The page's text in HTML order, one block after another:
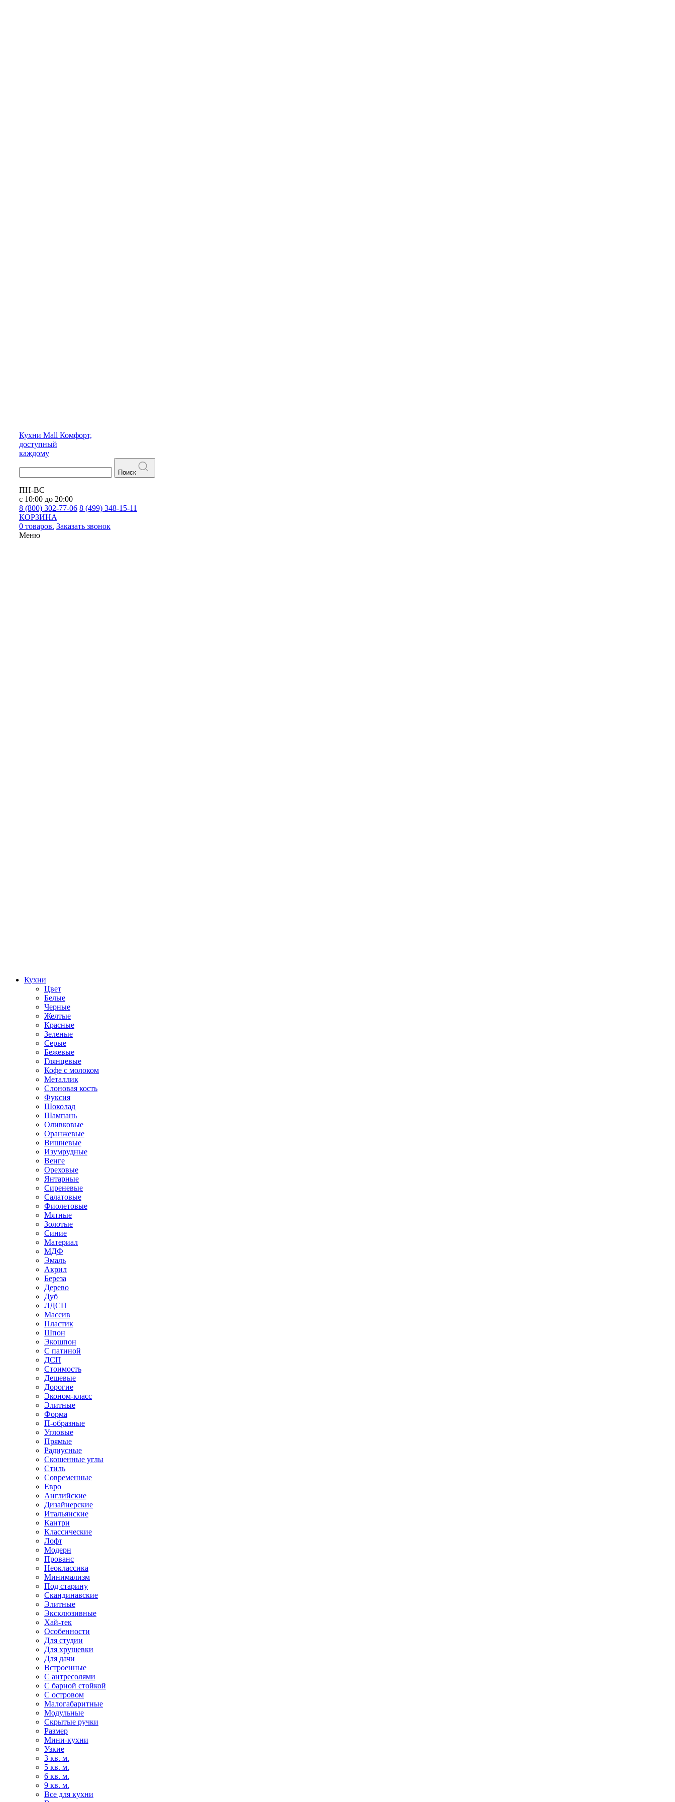
Кухни Mall Комфорт,
доступный
каждому
Поиск
ПН-ВС
с 10:00 до 20:00
8 (800) 302-77-06 8 (499) 348-15-11
КОРЗИНА
0 товаров. Заказать звонок
Меню
Кухни
Цвет
Белые
Черные
Желтые
Красные
Зеленые
Серые
Бежевые
Глянцевые
Кофе с молоком
Металлик
Слоновая кость
Фуксия
Шоколад
Шампань
Оливковые
Оранжевые
Вишневые
Изумрудные
Венге
Ореховые
Янтарные
Сиреневые
Салатовые
Фиолетовые
Мятные
Золотые
Синие
Материал
МДФ
Эмаль
Акрил
Береза
Дерево
Дуб
ЛДСП
Массив
Пластик
Шпон
Экошпон
С патиной
ДСП
Стоимость
Дешевые
Дорогие
Эконом-класс
Элитные
Форма
П-образные
Угловые
Прямые
Радиусные
Скошенные углы
Стиль
Современные
Евро
Английские
Дизайнерские
Итальянские
Кантри
Классические
Лофт
Модерн
Прованс
Неоклассика
Минимализм
Под старину
Скандинавские
Элитные
Эксклюзивные
Хай-тек
Особенности
Для студии
Для хрущевки
Для дачи
Встроенные
С антресолями
С барной стойкой
С островом
Малогабаритные
Модульные
Скрытые ручки
Размер
Мини-кухни
Узкие
3 кв. м.
5 кв. м.
6 кв. м.
9 кв. м.
Все для кухни